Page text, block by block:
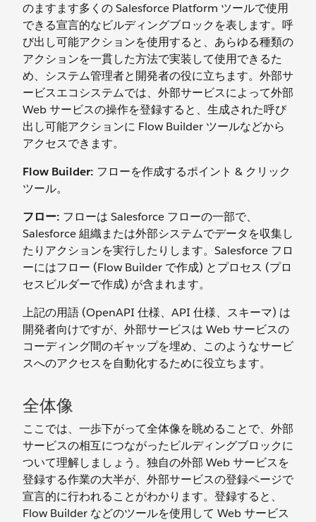
のますます多くの Salesforce Platform ツールで使用
できる宣言的なビルディングブロックを表します。呼
び出し可能アクションを使用すると、あらゆる種類の
アクションを一貫した方法で実装して使用できるた
め、システム管理者と開発者の役に立ちます。外部サ
ービスエコシステムでは、外部サービスによって外部
Web サービスの操作を登録すると、生成された呼び
出し可能アクションに Flow Builder ツールなどから
アクセスできます。
Flow Builder: フローを作成するポイント & クリック
ツール。
フロー: フローは Salesforce フローの一部で、
Salesforce 組織または外部システムでデータを収集し
たりアクションを実行したりします。Salesforce フロ
ーにはフロー (Flow Builder で作成) とプロセス (プロ
セスビルダーで作成) が含まれます。
上記の用語 (OpenAPI 仕様、API 仕様、スキーマ) は
開発者向けですが、外部サービスは Web サービスの
コーディング間のギャップを埋め、このようなサービ
スへのアクセスを自動化するために役立ちます。
全体像
ここでは、一歩下がって全体像を眺めることで、外部
サービスの相互につながったビルディングブロックに
ついて理解しましょう。独自の外部 Web サービスを
登録する作業の大半が、外部サービスの登録ページで
宣言的に行われることがわかります。登録すると、
Flow Builder などのツールを使用して Web サービス